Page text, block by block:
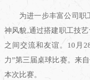
为进一步丰富公司职
神风貌,通过搭建职工技
之间交流和友谊。10月
力”第三届桌球比赛。来
本次比赛。